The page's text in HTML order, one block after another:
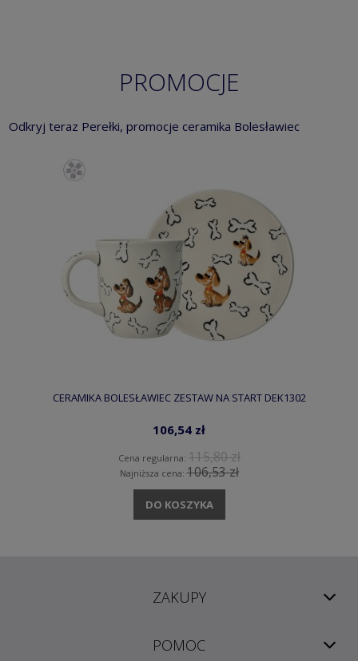
PROMOCJE
Odkryj teraz Perełki, promocje ceramika Bolesławiec
CERAMIKA BOLESŁAWIEC ZESTAW NA START DEK1302
106,54 zł
Cena regularna: 115,80 zł
Najniższa cena:106,53 zł
DO KOSZYKA
ZAKUPY
POMOC